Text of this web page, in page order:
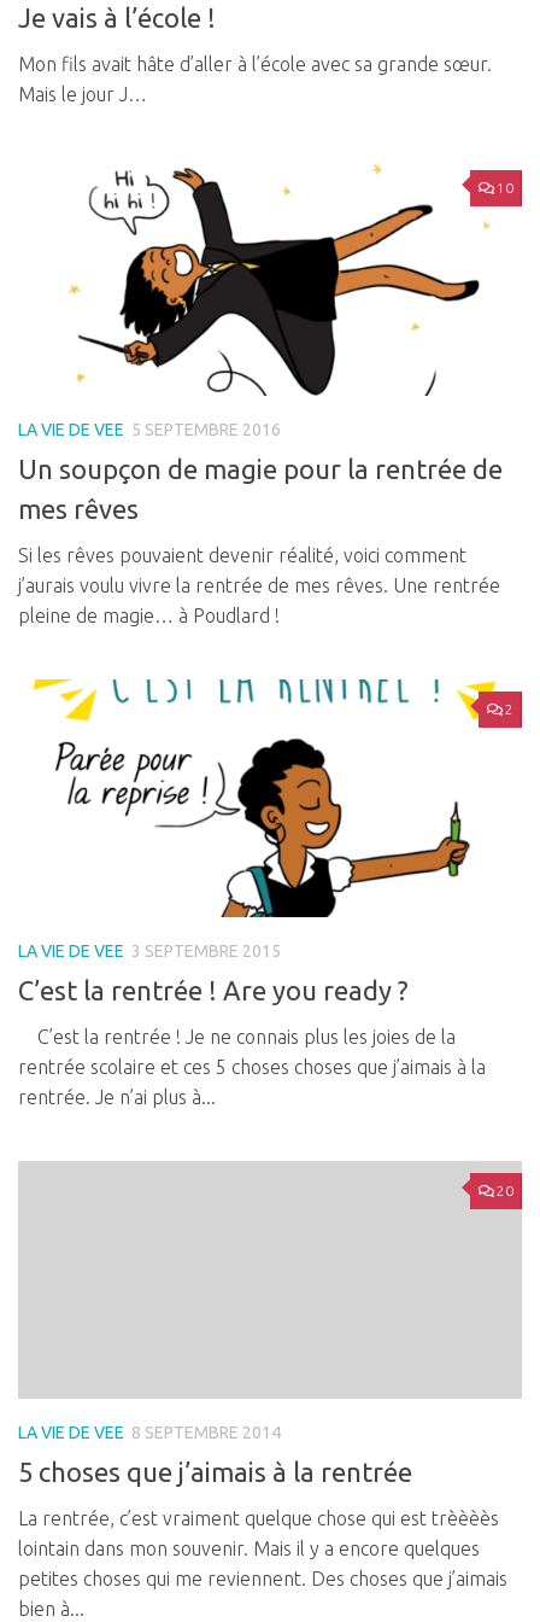
Je vais à l’école !
Mon fils avait hâte d’aller à l’école avec sa grande sœur.
Mais le jour J…
10
LA VIE DE VEE 5 SEPTEMBRE 2016
Un soupçon de magie pour la rentrée de
mes rêves
Si les rêves pouvaient devenir réalité, voici comment
j’aurais voulu vivre la rentrée de mes rêves. Une rentrée
pleine de magie… à Poudlard !
2
LA VIE DE VEE 3 SEPTEMBRE 2015
C’est la rentrée ! Are you ready ?
C’est la rentrée ! Je ne connais plus les joies de la
rentrée scolaire et ces 5 choses choses que j’aimais à la
rentrée. Je n’ai plus à...
20
LA VIE DE VEE 8 SEPTEMBRE 2014
5 choses que j’aimais à la rentrée
La rentrée, c’est vraiment quelque chose qui est trèèèès
lointain dans mon souvenir. Mais il y a encore quelques
petites choses qui me reviennent. Des choses que j’aimais
bien à...